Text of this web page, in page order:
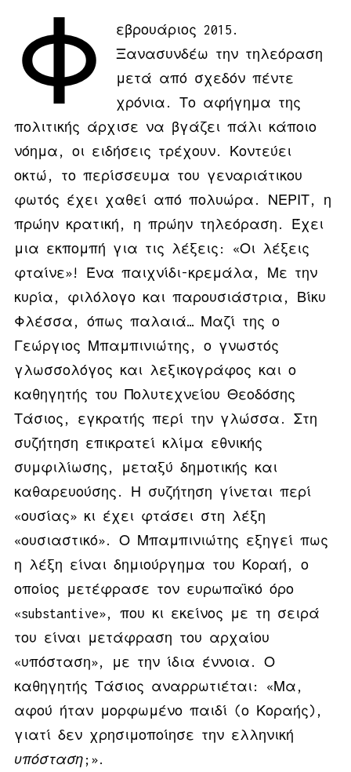
Φ
εβρουάριος 2015.
Ξανασυνδέω την τηλεόραση
μετά από σχεδόν πέντε
χρόνια. Το αφήγημα της
πολιτικής άρχισε να βγάζει πάλι κάποιο
νόημα, οι ειδήσεις τρέχουν. Κοντεύει
οκτώ, το περίσσευμα του γεναριάτικου
φωτός έχει χαθεί από πολυώρα. ΝΕΡΙΤ, η
πρώην κρατική, η πρώην τηλεόραση. Έχει
μια εκπομπή για τις λέξεις: «Οι λέξεις
φταίνε»! Ένα παιχνίδι-κρεμάλα, Με την
κυρία, φιλόλογο και παρουσιάστρια, Βίκυ
Φλέσσα, όπως παλαιά… Μαζί της ο
Γεώργιος Μπαμπινιώτης, ο γνωστός
γλωσσολόγος και λεξικογράφος και ο
καθηγητής του Πολυτεχνείου Θεοδόσης
Τάσιος, εγκρατής περί την γλώσσα. Στη
συζήτηση επικρατεί κλίμα εθνικής
συμφιλίωσης, μεταξύ δημοτικής και
καθαρευούσης. Η συζήτηση γίνεται περί
«ουσίας» κι έχει φτάσει στη λέξη
«ουσιαστικό». Ο Μπαμπινιώτης εξηγεί πως
η λέξη είναι δημιούργημα του Κοραή, ο
οποίος μετέφρασε τον ευρωπαϊκό όρο
«substantive», που κι εκείνος με τη σειρά
του είναι μετάφραση του αρχαίου
«υπόσταση», με την ίδια έννοια. Ο
καθηγητής Τάσιος αναρρωτιέται: «Μα,
αφού ήταν μορφωμένο παιδί (ο Κοραής),
γιατί δεν χρησιμοποίησε την ελληνική
υπόσταση ;».